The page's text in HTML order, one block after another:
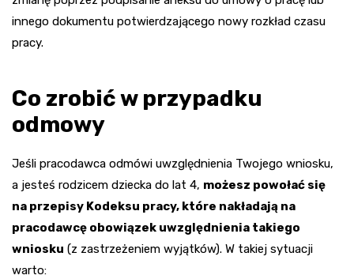
innego dokumentu potwierdzającego nowy rozkład czasu
pracy.
Co zrobić w przypadku
odmowy
Jeśli pracodawca odmówi uwzględnienia Twojego wniosku,
a jesteś rodzicem dziecka do lat 4, możesz powołać się
na przepisy Kodeksu pracy, które nakładają na
pracodawcę obowiązek uwzględnienia takiego
wniosku (z zastrzeżeniem wyjątków). W takiej sytuacji
warto: